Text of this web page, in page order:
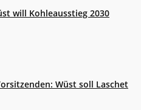
will Kohleausstieg 2030
Wüst soll Laschet